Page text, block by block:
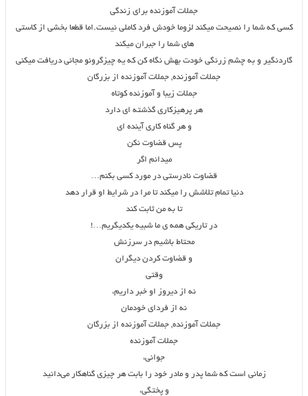
جملات آموزنده برای زندگی
کسی که شما را نصیحت میکند لزوما خودش فرد کاملی نیست.اما قطعا بخشی از کاستی
های شما را جبران میکند
گاردنگیر و به چشم زرنگی خودت بهش نگاه کن که یه چیزگرونو مجانی دریافت میکنی
جملات آموزنده, جملات آموزنده از بزرگان
جملات زیبا و آموزنده کوتاه
هر پرهیزکاری گذشته ای دارد
و هر گناه کاری آینده ای
پس قضاوت نکن
میدانم اگر
قضاوت نادرستی در مورد کسی بکنم…
دنیا تمام تلاشش را میکند تا مرا در شرایط او قرار دهد
تا به من ثابت کند
در تاریکی همه ی ما شبیه یکدیگریم…!
محتاط باشیم در سرزنش
و قضاوت کردن دیگران
وقتی
نه از دیروز او خبر داریم،
نه از فردای خودمان
جملات آموزنده, جملات آموزنده از بزرگان
جملات آموزنده
جوانی،
زمانی است که شما پدر و مادر خود را بابت هر چیزی گناهکار می‌دانید
و پختگی،